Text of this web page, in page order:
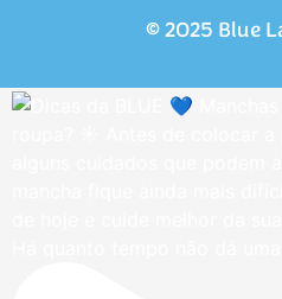
© 2025 Blue